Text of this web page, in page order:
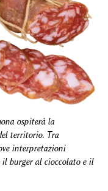
ospiterà la
territorio. Tra
interpretazioni
il burger al cioccolato e il